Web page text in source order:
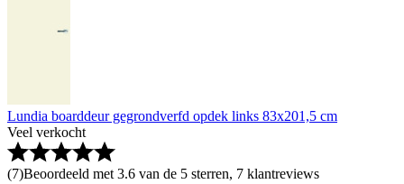
Lundia boarddeur gegrondverfd opdek links 83x201,5 cm
Veel verkocht
(7)Beoordeeld met 3.6 van de 5 sterren, 7 klantreviews